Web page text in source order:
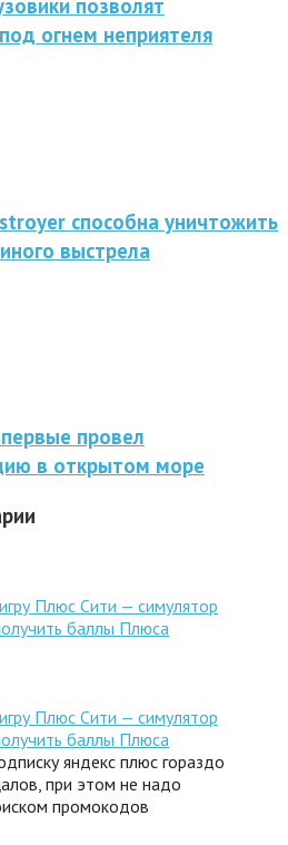
позволят
огнем неприятеля
способна уничтожить
выстрела
провел
в открытом море
Плюс Сити — симулятор
баллы Плюса
Плюс Сити — симулятор
баллы Плюса
яндекс плюс гораздо
при этом не надо
промокодов